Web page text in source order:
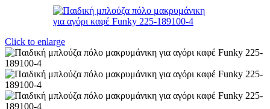
Click to enlarge